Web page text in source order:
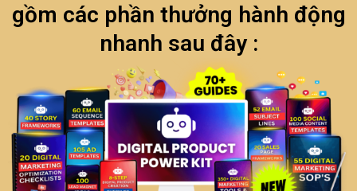
gồm các phần thưởng hành động
nhanh sau đây :